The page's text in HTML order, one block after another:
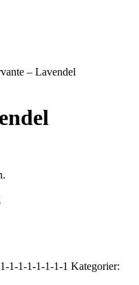
– Lavendel
1-1-1-1-1-1-1 Kategorier: